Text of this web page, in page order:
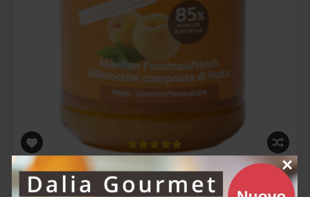
×
Albicocche Composta di Frutta 220gr